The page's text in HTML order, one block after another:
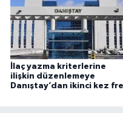
İlaç yazma kriterlerine
ilişkin düzenlemeye
Danıştay’dan ikinci kez